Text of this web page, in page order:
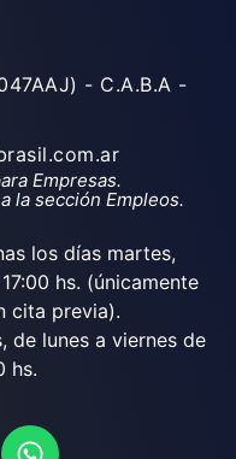
- C.A.B.A -
Empresas.
la sección Empleos.
los días martes,
hs. (únicamente
cita previa).
de lunes a viernes de
hs.